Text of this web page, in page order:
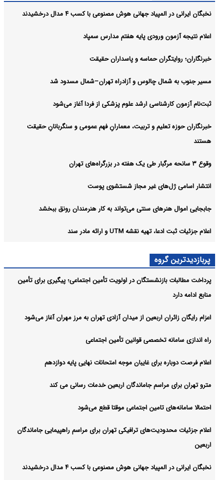
نخبگان ایرانی در المپیاد جهانی هوش مصنوعی با کسب ۴ مدال درخشیدند
اعلام نتیجه آزمون ورودی پایه هفتم مدارس سمپاد
خبرنگاران؛ روایتگران حماسه و پاسداران حقیقت
مسیر جنوب به شمال چالوس و آزادراه تهران–شمال مسدود شد
ثبت‌نام‌ آزمون کارشناسی ارشد علوم پزشکی از فردا آغاز می‌شود
خبرنگاران حوزه تعلیم و تربیت، معمارانِ فهم عمومی و سنگربانانِ حقیقت
هستند
وقوع ۳ سانحه مرگبار طی یک هفته در بزرگراه‌های تهران
انتشار اسامی ژل‌های غیر مجاز شستشوی پوست
جابجایی اموال هنرهای سنتی می‌تواند به کار هنرمندان رونق ببخشد
اعلام جزئیات ثبت ادعا، تهیه نقشه UTM و ارائه مادر سند
پربازدیدترین گروه
پرداخت مطالبات بازنشستگان در اولویت تأمین اجتماعی؛ پیگیری برای تأمین
منابع ادامه دارد
اعزام رایگان زائران اربعین از میدان آزادی تهران به مرز مهران آغاز می‌شود
راه اندازی سامانه تخصصی قوانین تأمین اجتماعی
اعلام فرصت دوباره برای غایبان موجه امتحانات نهایی پایه دوازدهم
مترو تهران برای مراسم جاماندگان اربعین خدمات رسانی می کند
احتمالا سامانه‌های تامین اجتماعی موقتا قطع می‌شود
اعلام جزئیات محدودیت‌های ترافیکی تهران برای مراسم راهپیمایی جاماندگان
اربعین
نخبگان ایرانی در المپیاد جهانی هوش مصنوعی با کسب ۴ مدال درخشیدند